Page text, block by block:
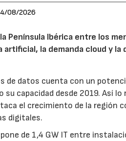
08/2026
Península Ibérica entre los
artificial, la demanda cloud y
de datos cuenta con un
capacidad desde 2019. Así
el crecimiento de la región
digitales.
de 1,4 GW IT entre